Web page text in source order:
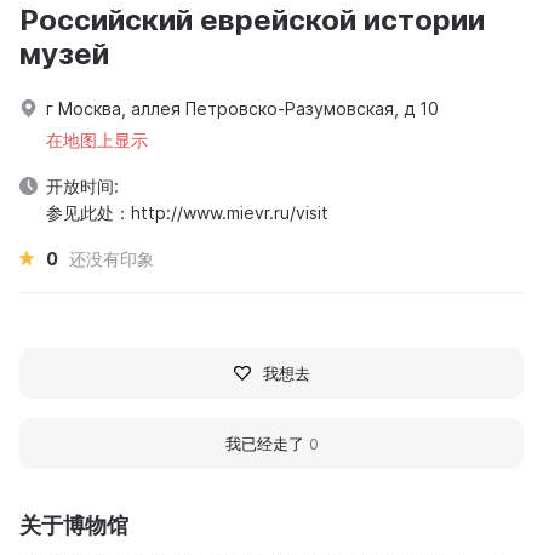
关于博物馆
Российский еврейской истории
музей
г Москва, аллея Петровско-Разумовская, д 10
在地图上显示
开放时间:
参见此处：http://www.mievr.ru/visit
0 还没有印象
我想去
我已经走了 0